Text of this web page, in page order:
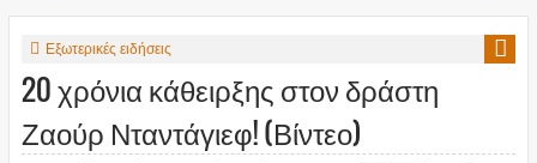
Εξωτερικές ειδήσεις
20 χρόνια κάθειρξης στον δράστη
Ζαούρ Νταντάγιεφ! (Βίντεο)